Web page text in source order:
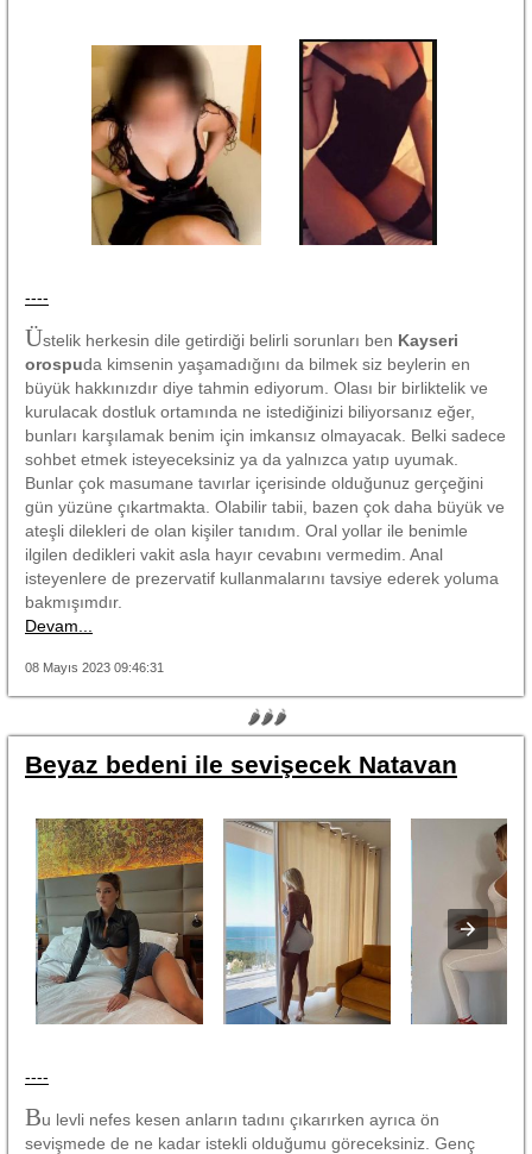
----
Üstelik herkesin dile getirdiği belirli sorunları ben Kayseri
orospuda kimsenin yaşamadığını da bilmek siz beylerin en
büyük hakkınızdır diye tahmin ediyorum. Olası bir birliktelik ve
kurulacak dostluk ortamında ne istediğinizi biliyorsanız eğer,
bunları karşılamak benim için imkansız olmayacak. Belki sadece
sohbet etmek isteyeceksiniz ya da yalnızca yatıp uyumak.
Bunlar çok masumane tavırlar içerisinde olduğunuz gerçeğini
gün yüzüne çıkartmakta. Olabilir tabii, bazen çok daha büyük ve
ateşli dilekleri de olan kişiler tanıdım. Oral yollar ile benimle
ilgilen dedikleri vakit asla hayır cevabını vermedim. Anal
isteyenlere de prezervatif kullanmalarını tavsiye ederek yoluma
bakmışımdır.
Devam...
08 Mayıs 2023 09:46:31
🌶🌶🌶
Beyaz bedeni ile sevişecek Natavan
----
Bu levli nefes kesen anların tadını çıkarırken ayrıca ön
sevişmede de ne kadar istekli olduğumu göreceksiniz. Genç